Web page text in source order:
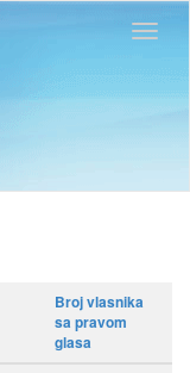
Broj vlasnika
sa pravom
glasa